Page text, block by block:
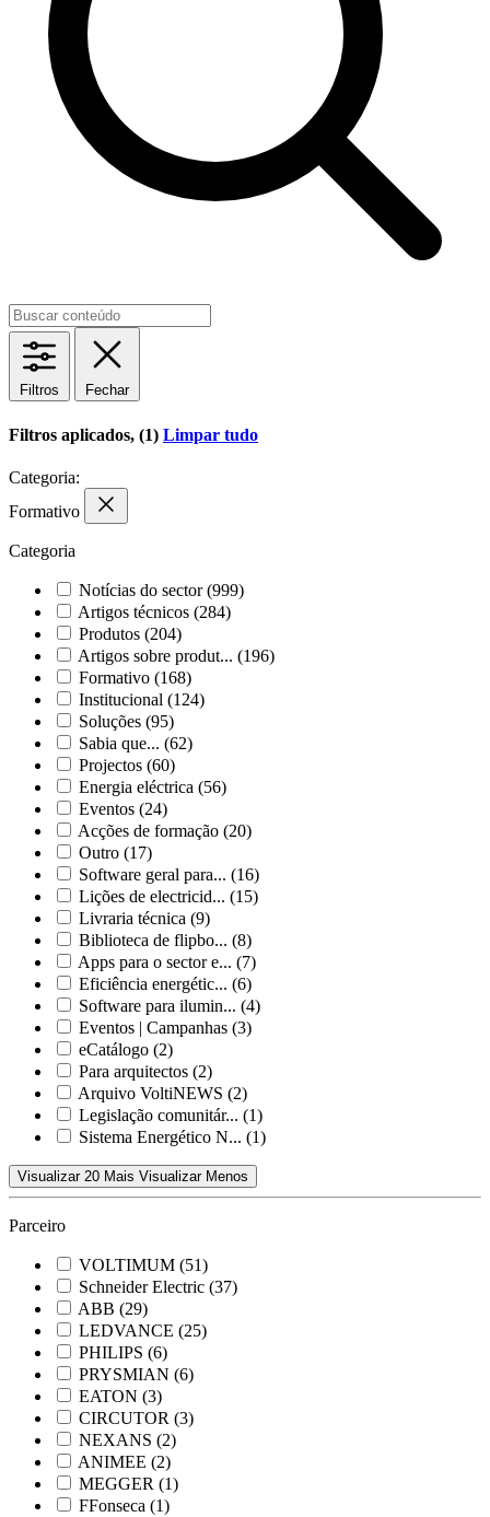
Filtros Fechar
Filtros aplicados, (1) Limpar tudo
Categoria:
Formativo
Categoria
Notícias do sector (999)
Artigos técnicos (284)
Produtos (204)
Artigos sobre produt... (196)
Formativo (168)
Institucional (124)
Soluções (95)
Sabia que... (62)
Projectos (60)
Energia eléctrica (56)
Eventos (24)
Acções de formação (20)
Outro (17)
Software geral para... (16)
Lições de electricid... (15)
Livraria técnica (9)
Biblioteca de flipbo... (8)
Apps para o sector e... (7)
Eficiência energétic... (6)
Software para ilumin... (4)
Eventos | Campanhas (3)
eCatálogo (2)
Para arquitectos (2)
Arquivo VoltiNEWS (2)
Legislação comunitár... (1)
Sistema Energético N... (1)
Visualizar 20 Mais Visualizar Menos
Parceiro
VOLTIMUM (51)
Schneider Electric (37)
ABB (29)
LEDVANCE (25)
PHILIPS (6)
PRYSMIAN (6)
EATON (3)
CIRCUTOR (3)
NEXANS (2)
ANIMEE (2)
MEGGER (1)
FFonseca (1)